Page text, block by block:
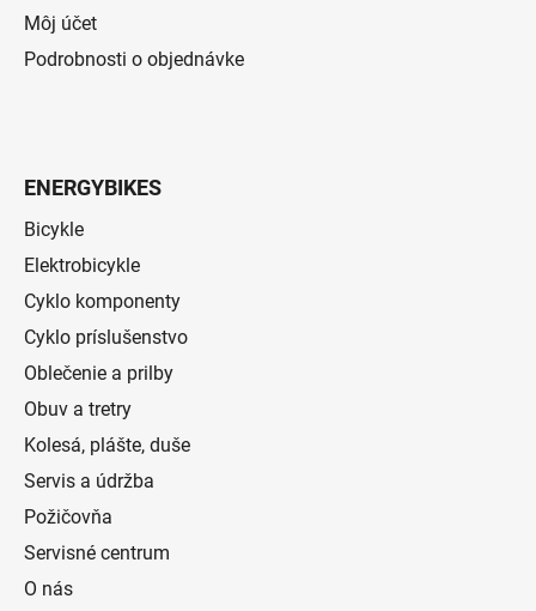
Môj účet
Podrobnosti o objednávke
ENERGYBIKES
Bicykle
Elektrobicykle
Cyklo komponenty
Cyklo príslušenstvo
Oblečenie a prilby
Obuv a tretry
Kolesá, plášte, duše
Servis a údržba
Požičovňa
Servisné centrum
O nás